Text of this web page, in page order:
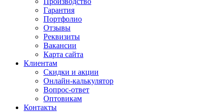
Гарантия
Портфолио
Отзывы
Реквизиты
Вакансии
Карта сайта
Клиентам
Скидки и акции
Онлайн-калькулятор
Вопрос-ответ
Оптовикам
Контакты